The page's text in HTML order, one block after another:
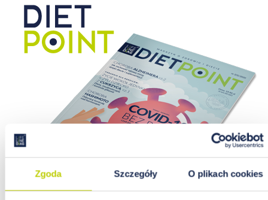
Zgoda Szczegóły O plikach cookies